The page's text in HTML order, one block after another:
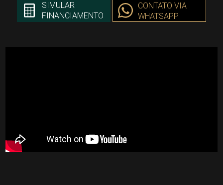
SIMULAR
FINANCIAMENTO
CONTATO VIA
WHATSAPP